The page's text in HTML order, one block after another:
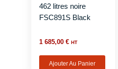
462 litres noire
FSC891S Black
1 685,00€ HT
Ajouter Au Panier